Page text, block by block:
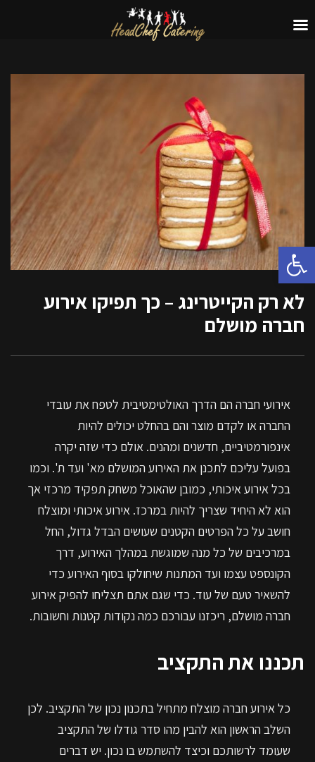
לא רק הקייטרינג – כך תפיקו אירוע
חברה מושלם
אירועי חברה הם הדרך האולטימטיבית לטפח את עובדי
החברה או לקדם מוצר והם בהחלט יכולים להיות
אינפורמטיביים, חדשנים ומהנים. אולם כדי שזה יקרה
בפועל עליכם לתכנן את האירוע המושלם מא' ועד ת'. וכמו
בכל אירוע איכותי, כמובן שהאוכל משחק תפקיד מרכזי אך
הוא לא היחיד שצריך להיות במרכז. אירוע איכותי ומוצלח
חושב על כל הפרטים הקטנים שעושים הבדל גדול, החל
במרכיבים של כל מנה שמוגשת במהלך האירוע, דרך
הקונספט עצמו ועד המתנות שיחולקו בסוף האירוע כדי
להשאיר טעם של עוד. כדי שגם אתם תצליחו להפיק אירוע
חברה מושלם, ריכזנו עבורכם כמה נקודות קטנות וחשובות.
תכננו את התקציב
כל אירוע חברה מוצלח מתחיל בתכנון נכון של התקציב. לכן
השלב הראשון הוא להבין מהו סדר גודלו של התקציב
שעומד לרשותכם וכיצד להשתמש בו נכון. יש דברים
פתח סרגל נגישות